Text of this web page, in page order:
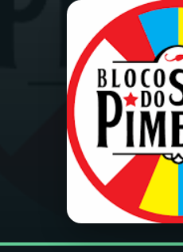
PROGRAMAÇÃO
PROGRAMAS
PODCASTS
VIDEOCASTS
07ÚLTIMAS